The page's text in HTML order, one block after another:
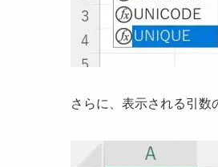
さらに、表示される引数